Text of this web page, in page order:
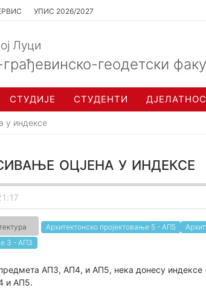
УПИС 2026/2027
Луци
геодетски
СТУДИЈЕ СТУДЕНТИ
у индексе
оцјена у индексе
Архитектонско пројектовање 5 - АП5
3 - АП3
АП3, АП4, и АП5, нека донесу индексе
и АП5.